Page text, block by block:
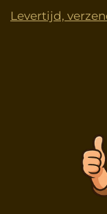
Levertijd,